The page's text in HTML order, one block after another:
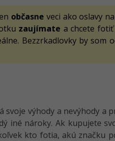
občasne veci ako oslavy
zaujímate a chcete
Bezzrkadlovky by som
svoje výhody a nevýhody a
iné nároky. Ak kupujete
kto fotia, akú značku